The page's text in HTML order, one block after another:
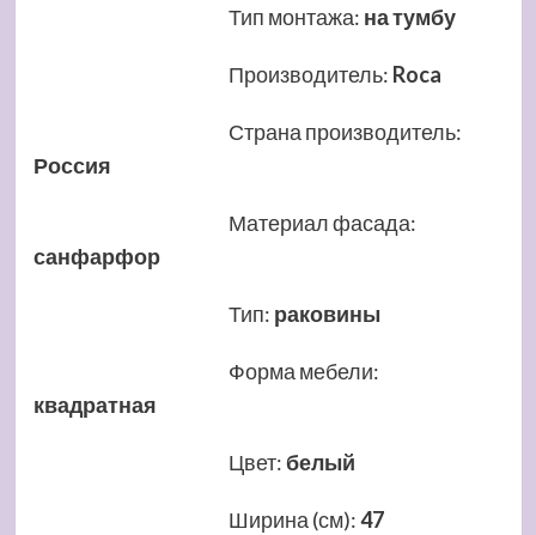
Тип монтажа: на тумбу
Производитель: Roca
Страна производитель:
Россия
Материал фасада:
санфарфор
Тип: раковины
Форма мебели:
квадратная
Цвет:белый
Ширина (см):47